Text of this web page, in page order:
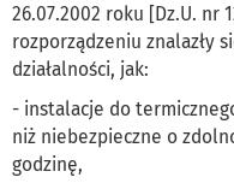
26.07.2002 roku [Dz.U. nr
rozporządzeniu znalazły
działalności, jak:
- instalacje do
niż niebezpieczne o
godzinę,